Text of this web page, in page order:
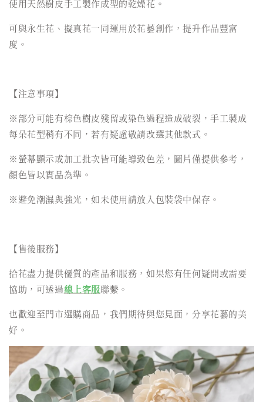
使用天然樹皮手工製作成型的乾燥花。
可與永生花、擬真花一同運用於花藝創作，提升作品豐富
度。
【注意事項】
※部分可能有棕色樹皮殘留或染色過程造成破裂，手工製成
每朵花型稍有不同，若有疑慮敬請改選其他款式。
※螢幕顯示或加工批次皆可能導致色差，圖片僅提供參考，
顏色皆以實品為準。
※避免潮濕與強光，如未使用請放入包裝袋中保存。
【售後服務】
拾花盡力提供優質的產品和服務，如果您有任何疑問或需要
協助，可透過線上客服聯繫。
也歡迎至門市選購商品，我們期待與您見面，分享花藝的美
好。